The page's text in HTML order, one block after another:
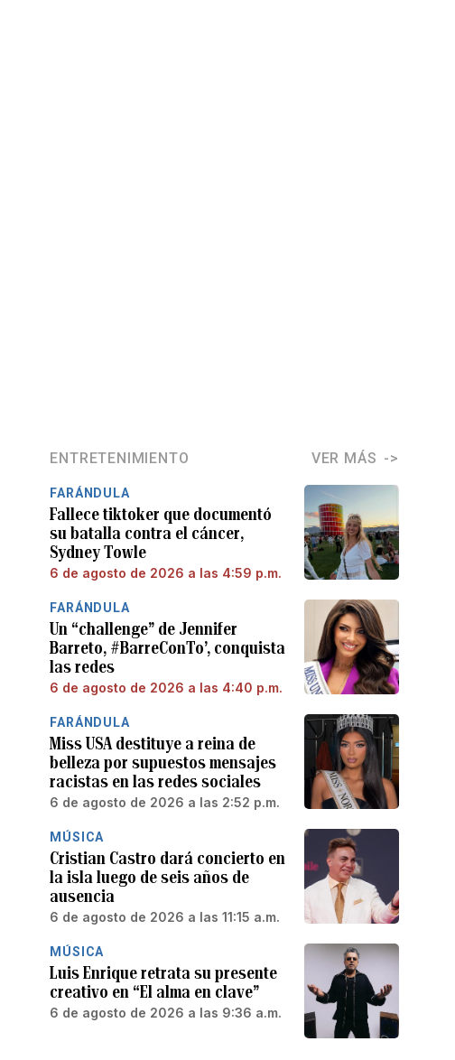
ENTRETENIMIENTO VER MÁS
FARÁNDULA
Fallece tiktoker que documentó
su batalla contra el cáncer,
Sydney Towle
6 de agosto de 2026 a las 4:59 p.m.
FARÁNDULA
Un “challenge” de Jennifer
Barreto, #BarreConTo’, conquista
las redes
6 de agosto de 2026 a las 4:40 p.m.
FARÁNDULA
Miss USA destituye a reina de
belleza por supuestos mensajes
racistas en las redes sociales
6 de agosto de 2026 a las 2:52 p.m.
MÚSICA
Cristian Castro dará concierto en
la isla luego de seis años de
ausencia
6 de agosto de 2026 a las 11:15 a.m.
MÚSICA
Luis Enrique retrata su presente
creativo en “El alma en clave”
6 de agosto de 2026 a las 9:36 a.m.